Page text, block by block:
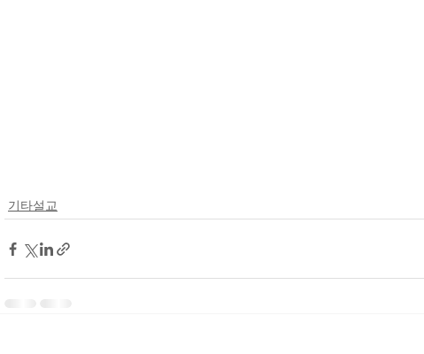
기타설교